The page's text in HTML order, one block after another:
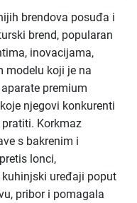
brendova posuđa i
brend, popularan
inovacijama,
modelu koji je na
premium
njegovi konkurenti
Korkmaz
s bakrenim i
lonci,
uređaji poput
pribor i pomagala